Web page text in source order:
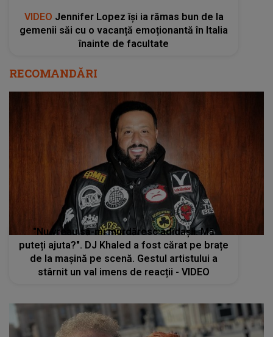
VIDEO Jennifer Lopez își ia rămas bun de la
gemenii săi cu o vacanță emoționantă în Italia
înainte de facultate
RECOMANDĂRI
"Nu vreau să-mi murdăresc adidașii. Mă
puteți ajuta?". DJ Khaled a fost cărat pe brațe
de la mașină pe scenă. Gestul artistului a
stârnit un val imens de reacții - VIDEO